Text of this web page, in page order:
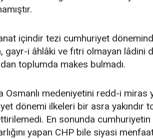
içindir tezi cumhuriyet
gayr-i âhlâki ve fıtri olmayan lâdini
toplumda makes bulmadı.
Osmanlı medeniyetini redd-i miras
dönemi ilkeleri bir asra yakındır
En sonunda cumhuriyetin
yapan CHP bile siyasi